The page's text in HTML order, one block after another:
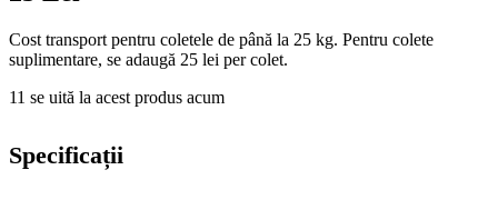
Cost transport pentru coletele de până la 25 kg. Pentru colete
suplimentare, se adaugă 25 lei per colet.
11 se uită la acest produs acum
Specificații